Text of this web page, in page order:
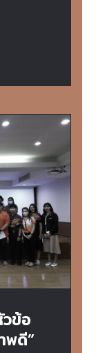
ข้อสงสัย
ข้อ
พดี”